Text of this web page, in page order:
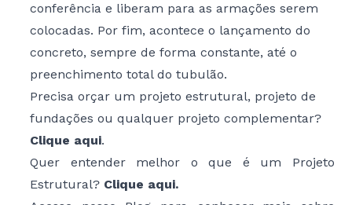
conferência e liberam para as armações serem
colocadas. Por fim, acontece o lançamento do
concreto, sempre de forma constante, até o
preenchimento total do tubulão.
Precisa orçar um projeto estrutural, projeto de
fundações ou qualquer projeto complementar?
Clique aqui.
Quer entender melhor o que é um Projeto
Estrutural? Clique aqui.